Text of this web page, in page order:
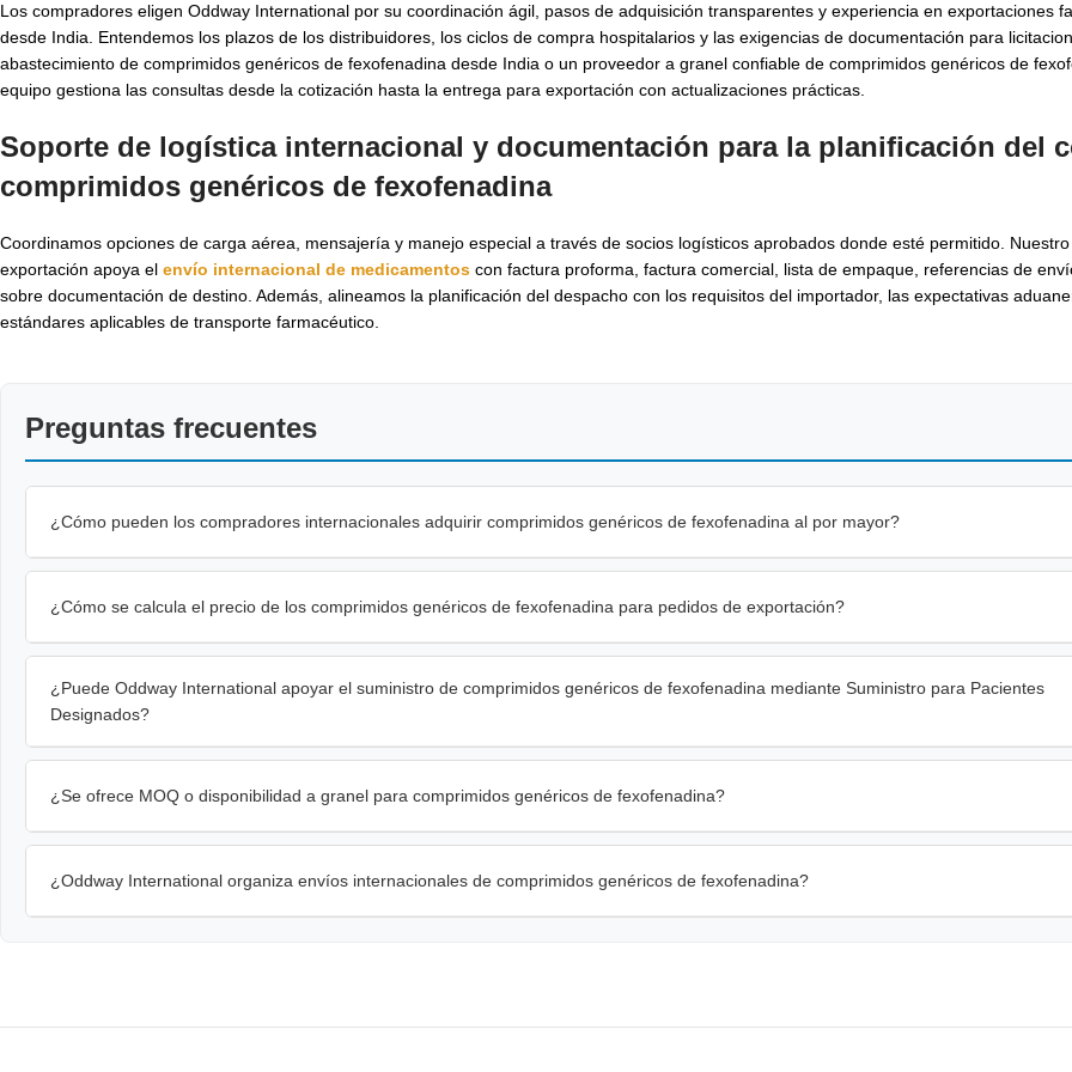
Los compradores eligen Oddway International por su coordinación ágil, pasos de adquisición transparentes y experiencia en exportaciones
desde India. Entendemos los plazos de los distribuidores, los ciclos de compra hospitalarios y las exigencias de documentación para
abastecimiento de comprimidos genéricos de fexofenadina desde India o un proveedor a granel confiable de comprimidos genéricos de
equipo gestiona las consultas desde la cotización hasta la entrega para exportación con actualizaciones prácticas.
Soporte de logística internacional y documentación para la planificación del
comprimidos genéricos de fexofenadina
Coordinamos opciones de carga aérea, mensajería y manejo especial a través de socios logísticos aprobados donde esté permitido.
exportación apoya el envío internacional de medicamentos con factura proforma, factura comercial, lista de empaque, referencias de
sobre documentación de destino. Además, alineamos la planificación del despacho con los requisitos del importador, las expectativas
estándares aplicables de transporte farmacéutico.
Preguntas frecuentes
¿Cómo pueden los compradores internacionales adquirir comprimidos genéricos de fexofenadina al por mayor?
¿Cómo se calcula el precio de los comprimidos genéricos de fexofenadina para pedidos de exportación?
¿Puede Oddway International apoyar el suministro de comprimidos genéricos de fexofenadina mediante Suministro para Pacientes
Designados?
¿Se ofrece MOQ o disponibilidad a granel para comprimidos genéricos de fexofenadina?
¿Oddway International organiza envíos internacionales de comprimidos genéricos de fexofenadina?